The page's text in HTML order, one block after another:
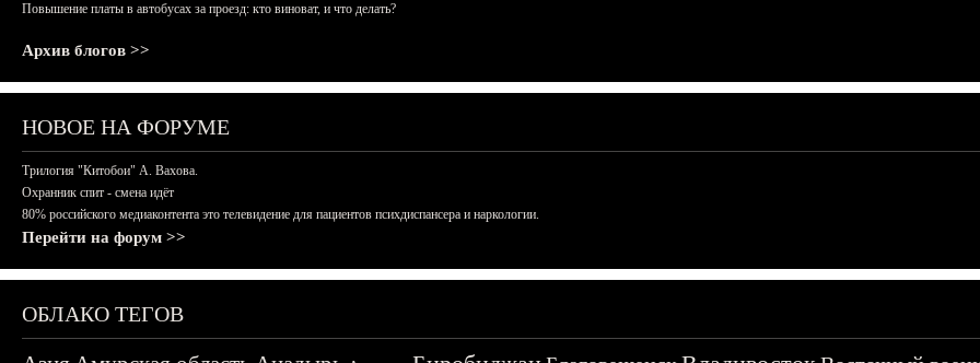
Повышение платы в автобусах за проезд: кто виноват, и что делать?
Архив блогов >>
НОВОЕ НА ФОРУМЕ
Трилогия "Китобои" А. Вахова.
Охранник спит - смена идёт
80% российского медиаконтента это телевидение для пациентов психдиспансера и наркологии.
Перейти на форум >>
ОБЛАКО ТЕГОВ